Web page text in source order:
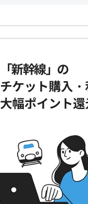
「新幹線」 の
チケット購入
大幅ポイント還